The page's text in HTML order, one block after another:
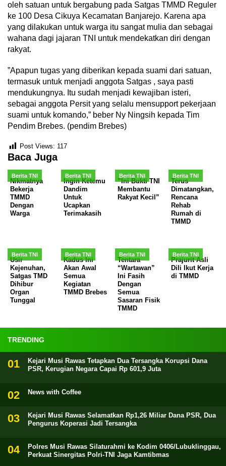
oleh satuan untuk bergabung pada Satgas TMMD Reguler
ke 100 Desa Cikuya Kecamatan Banjarejo. Karena apa
yang dilakukan untuk warga itu sangat mulia dan sebagai
wahana dagi jajaran TNI untuk mendekatkan diri dengan
rakyat.
”Apapun tugas yang diberikan kepada suami dari satuan,
termasuk untuk menjadi anggota Satgas , saya pasti
mendukungnya. Itu sudah menjadi kewajiban isteri,
sebagai anggota Persit yang selalu mensupport pekerjaan
suami untuk komando,” beber Ny Ningsih kepada Tim
Pendim Brebes. (pendim Brebes)
Post Views: 117
Baca Juga
Berita TNI
Nikmatnya
Bekerja
TMMD
Dengan
Warga
Berita TNI
Ingin Ketemu
Dandim
Untuk
Ucapkan
Terimakasih
Berita TNI
”Ini Bukti TNI
Membantu
Rakyat Kecil”
Berita TNI
Terus
Dimatangkan,
Rencana
Rehab
Rumah di
TMMD
Berita TNI
Usir
Kejenuhan,
Satgas TMD
Dihibur
Organ
Tunggal
Berita TNI
Kadus Ini
Akan Awal
Semua
Kegiatan
TMMD Brebes
Berita TNI
Tentara
“Wartawan”
Ini Fasih
Dengan
Semua
Sasaran Fisik
TMMD
Berita TNI
Prajurit Asli
Dili Ikut Kerja
di TMMD
TRENDING
Kejari Musi Rawas Tetapkan Dua Tersangka Korupsi Dana
PSR, Kerugian Negara Capai Rp 601,9 Juta
News with Coffee
Kejari Musi Rawas Selamatkan Rp1,26 Miliar Dana PSR, Dua
Pengurus Koperasi Jadi Tersangka
Polres Musi Rawas Silaturahmi ke Kodim 0406/Lubuklinggau,
Perkuat Sinergitas Polri-TNI Jaga Kamtibmas